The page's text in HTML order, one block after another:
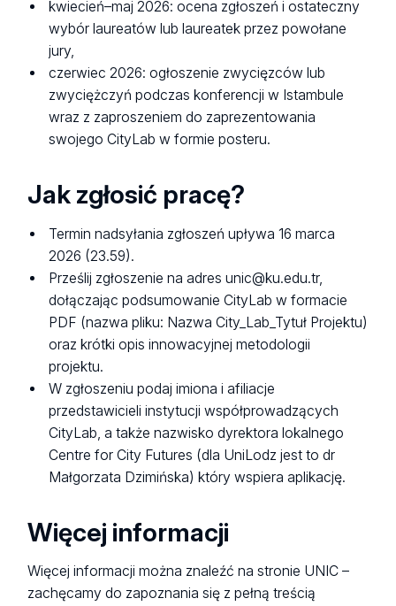
kwiecień–maj 2026: ocena zgłoszeń i ostateczny
wybór laureatów lub laureatek przez powołane
jury,
czerwiec 2026: ogłoszenie zwycięzców lub
zwyciężczyń podczas konferencji w Istambule
wraz z zaproszeniem do zaprezentowania
swojego CityLab w formie posteru.
Jak zgłosić pracę?
Termin nadsyłania zgłoszeń upływa 16 marca
2026 (23.59).
Prześlij zgłoszenie na adres unic@ku.edu.tr,
dołączając podsumowanie CityLab w formacie
PDF (nazwa pliku: Nazwa City_Lab_Tytuł Projektu)
oraz krótki opis innowacyjnej metodologii
projektu.
W zgłoszeniu podaj imiona i afiliacje
przedstawicieli instytucji współprowadzących
CityLab, a także nazwisko dyrektora lokalnego
Centre for City Futures (dla UniLodz jest to dr
Małgorzata Dzimińska) który wspiera aplikację.
Więcej informacji
Więcej informacji można znaleźć na stronie UNIC –
zachęcamy do zapoznania się z pełną treścią